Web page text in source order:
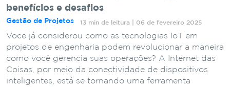
benefícios e desafios
Gestão de Projetos 13 min de leitura | 06 de fevereiro 2025
Você já considerou como as tecnologias IoT em
projetos de engenharia podem revolucionar a maneira
como você gerencia suas operações? A Internet das
Coisas, por meio da conectividade de dispositivos
inteligentes, está se tornando uma ferramenta